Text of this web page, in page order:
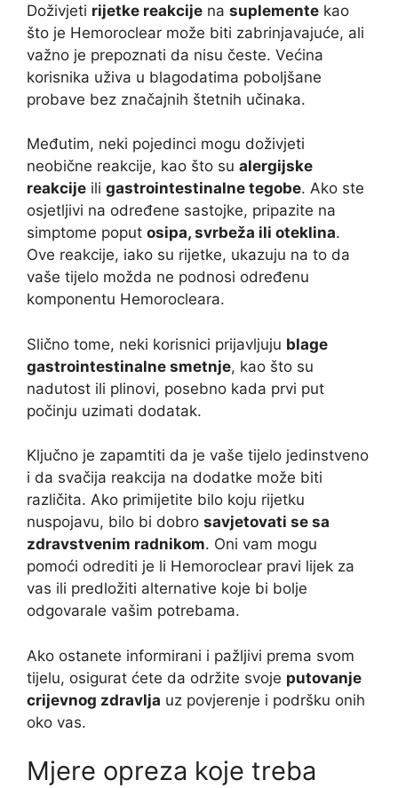
Doživjeti rijetke reakcije na suplemente kao
što je Hemoroclear može biti zabrinjavajuće, ali
važno je prepoznati da nisu česte. Većina
korisnika uživa u blagodatima poboljšane
probave bez značajnih štetnih učinaka.
Međutim, neki pojedinci mogu doživjeti
neobične reakcije, kao što su alergijske
reakcije ili gastrointestinalne tegobe. Ako ste
osjetljivi na određene sastojke, pripazite na
simptome poput osipa, svrbeža ili oteklina.
Ove reakcije, iako su rijetke, ukazuju na to da
vaše tijelo možda ne podnosi određenu
komponentu Hemorocleara.
Slično tome, neki korisnici prijavljuju blage
gastrointestinalne smetnje, kao što su
nadutost ili plinovi, posebno kada prvi put
počinju uzimati dodatak.
Ključno je zapamtiti da je vaše tijelo jedinstveno
i da svačija reakcija na dodatke može biti
različita. Ako primijetite bilo koju rijetku
nuspojavu, bilo bi dobro savjetovati se sa
zdravstvenim radnikom. Oni vam mogu
pomoći odrediti je li Hemoroclear pravi lijek za
vas ili predložiti alternative koje bi bolje
odgovarale vašim potrebama.
Ako ostanete informirani i pažljivi prema svom
tijelu, osigurat ćete da održite svoje putovanje
crijevnog zdravlja uz povjerenje i podršku onih
oko vas.
Mjere opreza koje treba